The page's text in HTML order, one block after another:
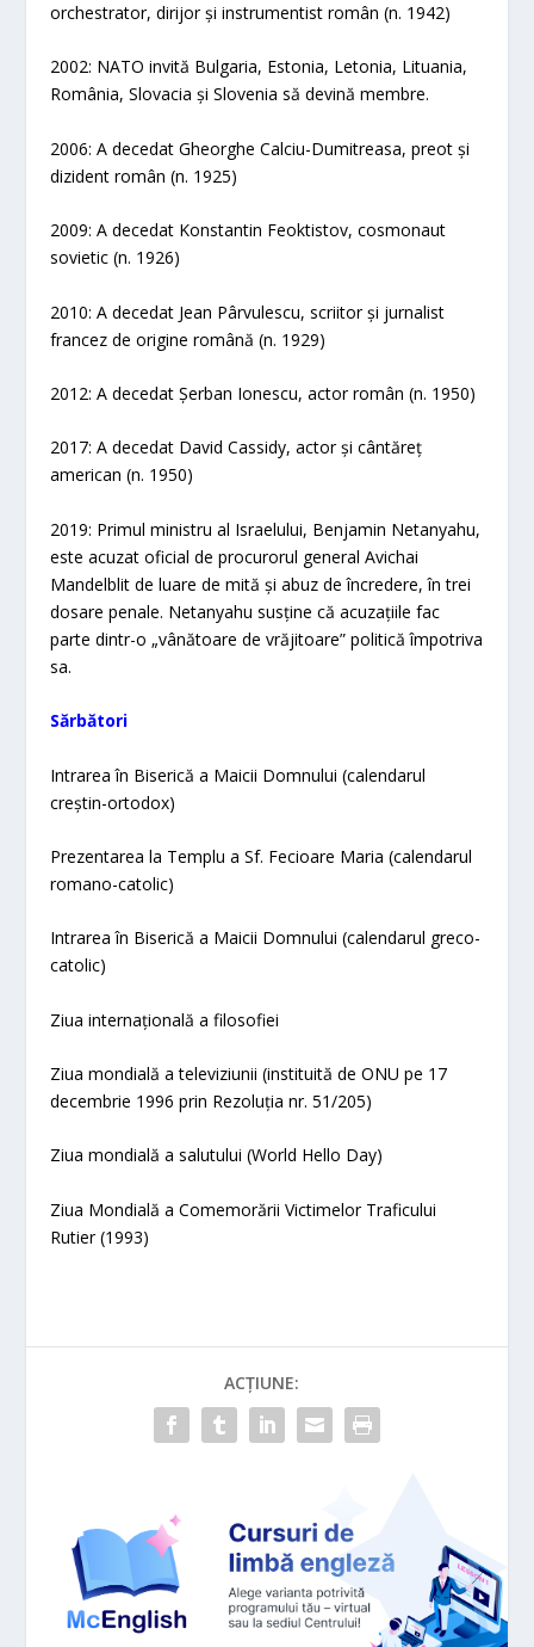
orchestrator, dirijor și instrumentist român (n. 1942)
2002: NATO invită Bulgaria, Estonia, Letonia, Lituania,
România, Slovacia și Slovenia să devină membre.
2006: A decedat Gheorghe Calciu-Dumitreasa, preot și
dizident român (n. 1925)
2009: A decedat Konstantin Feoktistov, cosmonaut
sovietic (n. 1926)
2010: A decedat Jean Pârvulescu, scriitor și jurnalist
francez de origine română (n. 1929)
2012: A decedat Șerban Ionescu, actor român (n. 1950)
2017: A decedat David Cassidy, actor și cântăreț
american (n. 1950)
2019: Primul ministru al Israelului, Benjamin Netanyahu,
este acuzat oficial de procurorul general Avichai
Mandelblit de luare de mită și abuz de încredere, în trei
dosare penale. Netanyahu susține că acuzațiile fac
parte dintr-o „vânătoare de vrăjitoare” politică împotriva
sa.
Sărbători
Intrarea în Biserică a Maicii Domnului (calendarul
creștin-ortodox)
Prezentarea la Templu a Sf. Fecioare Maria (calendarul
romano-catolic)
Intrarea în Biserică a Maicii Domnului (calendarul greco-
catolic)
Ziua internațională a filosofiei
Ziua mondială a televiziunii (instituită de ONU pe 17
decembrie 1996 prin Rezoluția nr. 51/205)
Ziua mondială a salutului (World Hello Day)
Ziua Mondială a Comemorării Victimelor Traficului
Rutier (1993)
ACȚIUNE: